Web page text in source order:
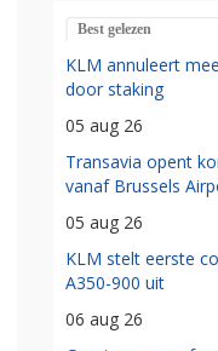
Best gelezen
KLM annuleert
door staking
05 aug 26
Transavia opent
vanaf Brussels
05 aug 26
KLM stelt eerste
A350-900 uit
06 aug 26